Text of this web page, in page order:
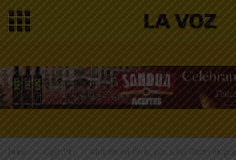
Inicio Opinión Muerte en París, por Sofía Pardo Huguet